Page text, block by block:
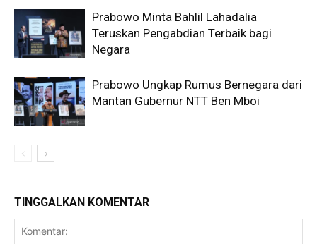
Prabowo Minta Bahlil Lahadalia
Teruskan Pengabdian Terbaik bagi
Negara
Prabowo Ungkap Rumus Bernegara dari
Mantan Gubernur NTT Ben Mboi
TINGGALKAN KOMENTAR